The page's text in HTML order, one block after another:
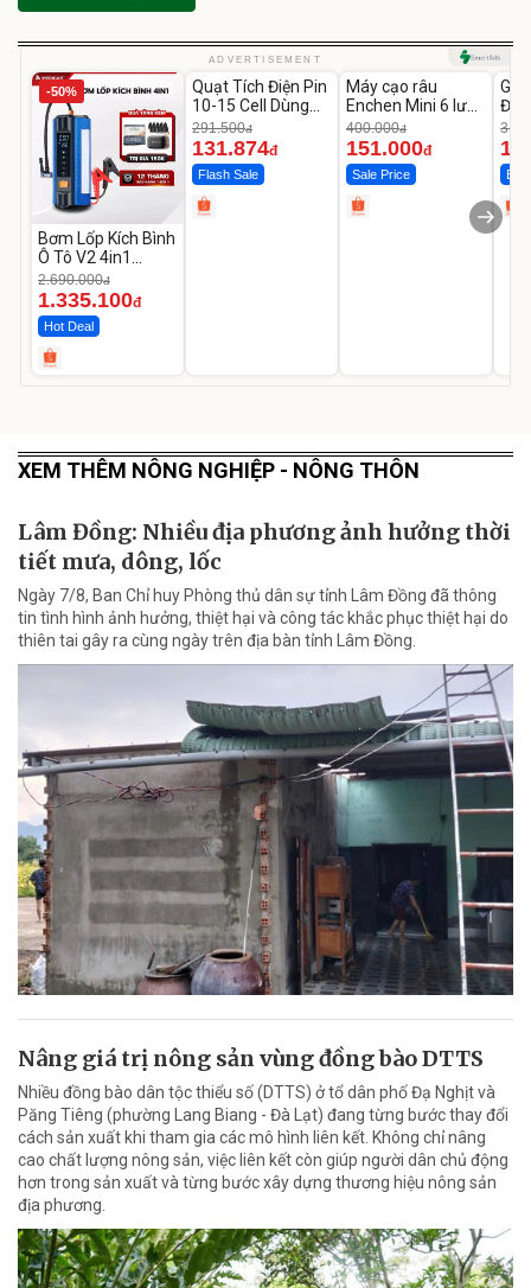
ADVERTISEMENT
-50%
Bơm Lốp Kích Bình
Ô Tô V2 4in1
MEDICAR –
12.000mAh
2.690.000đ
1.335.100đ
Hot Deal
-54%
Unmute
Quạt Tích Điện Pin
10-15 Cell Dùng
Liên Tục 4-8H
291.500đ
131.874đ
Flash Sale
-62%
Máy cạo râu
Enchen Mini 6 lưỡi
dao kép mỏng
400.000đ
151.000đ
Sale Price
Đùi
XEM THÊM NÔNG NGHIỆP - NÔNG THÔN
Lâm Đồng: Nhiều địa phương ảnh hưởng thời
tiết mưa, dông, lốc
Ngày 7/8, Ban Chỉ huy Phòng thủ dân sự tỉnh Lâm Đồng đã thông
tin tình hình ảnh hưởng, thiệt hại và công tác khắc phục thiệt hại do
thiên tai gây ra cùng ngày trên địa bàn tỉnh Lâm Đồng.
Nâng giá trị nông sản vùng đồng bào DTTS
Nhiều đồng bào dân tộc thiểu số (DTTS) ở tổ dân phố Đạ Nghịt và
Păng Tiêng (phường Lang Biang - Đà Lạt) đang từng bước thay đổi
cách sản xuất khi tham gia các mô hình liên kết. Không chỉ nâng
cao chất lượng nông sản, việc liên kết còn giúp người dân chủ động
hơn trong sản xuất và từng bước xây dựng thương hiệu nông sản
địa phương.